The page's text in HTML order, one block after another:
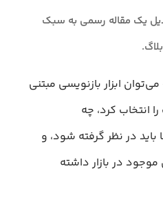
یک مقاله رسمی به سبک
ابزار بازنویسی مبتنی
کرد، چه
در نظر گرفته شود، و
موجود در بازار داشته